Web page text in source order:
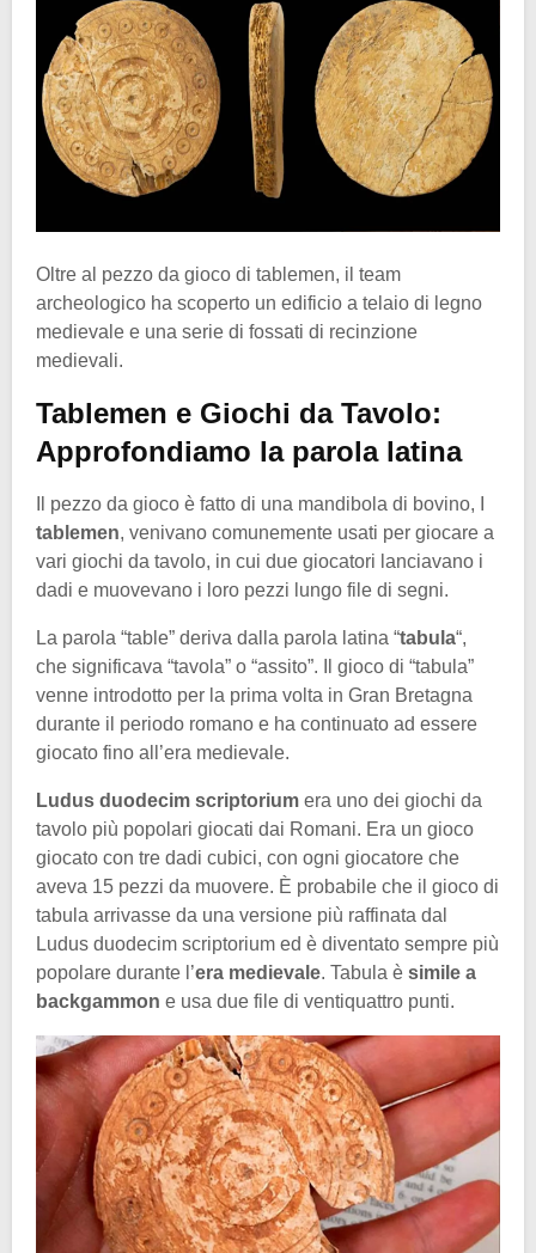
Oltre al pezzo da gioco di tablemen, il team
archeologico ha scoperto un edificio a telaio di legno
medievale e una serie di fossati di recinzione
medievali.
Tablemen e Giochi da Tavolo:
Approfondiamo la parola latina
Il pezzo da gioco è fatto di una mandibola di bovino, I
tablemen, venivano comunemente usati per giocare a
vari giochi da tavolo, in cui due giocatori lanciavano i
dadi e muovevano i loro pezzi lungo file di segni.
La parola “table” deriva dalla parola latina “tabula“,
che significava “tavola” o “assito”. Il gioco di “tabula”
venne introdotto per la prima volta in Gran Bretagna
durante il periodo romano e ha continuato ad essere
giocato fino all’era medievale.
Ludus duodecim scriptorium era uno dei giochi da
tavolo più popolari giocati dai Romani. Era un gioco
giocato con tre dadi cubici, con ogni giocatore che
aveva 15 pezzi da muovere. È probabile che il gioco di
tabula arrivasse da una versione più raffinata dal
Ludus duodecim scriptorium ed è diventato sempre più
popolare durante l’era medievale. Tabula è simile a
backgammon e usa due file di ventiquattro punti.